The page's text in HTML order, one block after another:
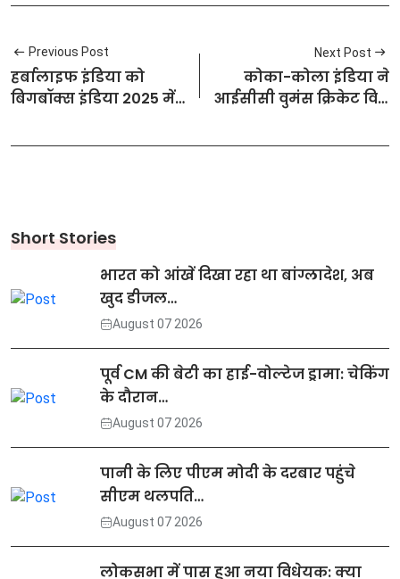
Previous Post
हर्बालाइफ इंडिया को
बिगबॉक्स इंडिया 2025 में
अवार्ड' से सम्मानित किया
Next Post
कोका-कोला इंडिया ने
आईसीसी वुमंस क्रिकेट विश्व
एक्‍सफोर्स और बॉडीआर्मर
Short Stories
भारत को आंखें दिखा रहा था बांग्लादेश, अब
खुद डीजल…
August 07 2026
पूर्व CM की बेटी का हाई-वोल्टेज ड्रामा: चेकिंग
के दौरान…
August 07 2026
पानी के लिए पीएम मोदी के दरबार पहुंचे
सीएम थलपति…
August 07 2026
लोकसभा में पास हुआ नया विधेयक: क्या